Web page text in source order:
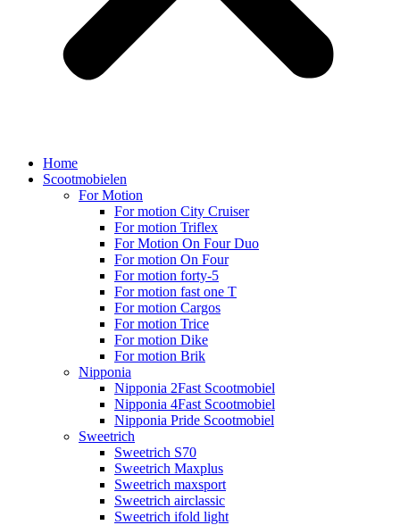
Home
Scootmobielen
For Motion
For motion City Cruiser
For motion Triflex
For Motion On Four Duo
For motion On Four
For motion forty-5
For motion fast one T
For motion Cargos
For motion Trice
For motion Dike
For motion Brik
Nipponia
Nipponia 2Fast Scootmobiel
Nipponia 4Fast Scootmobiel
Nipponia Pride Scootmobiel
Sweetrich
Sweetrich S70
Sweetrich Maxplus
Sweetrich maxsport
Sweetrich airclassic
Sweetrich ifold light